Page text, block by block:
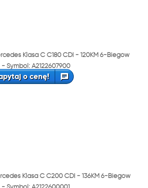
Klasa C C180 CDI - 120KM 6-Biegów
- Symbol: A2122607900
o cenę!
Klasa C C200 CDI - 136KM 6-Biegów